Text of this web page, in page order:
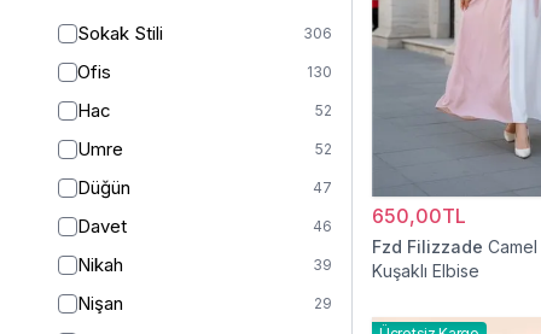
Jarse
Kadife
Süet
Sandy
Sokak Stili 306
Ofis 130
Hac 52
Umre 52
Düğün 47
Davet 46
Nikah 39
Nişan 29
650,00TL
Fzd Filizzade Camel
Kuşaklı Elbise